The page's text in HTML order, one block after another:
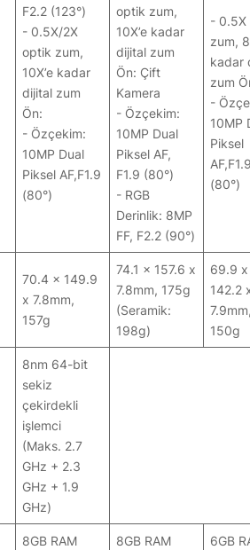
F2.2 (123°)
- 0.5X/2X
optik zum,
10X’e kadar
dijital zum
Ön:
- Özçekim:
10MP Dual
Piksel AF,F1.9
(80°)
optik zum,
10X’e kadar
dijital zum
Ön: Çift
Kamera
- Özçekim:
10MP Dual
Piksel AF,
F1.9 (80°)
- RGB
Derinlik: 8MP
FF, F2.2 (90°)
- 0.5X
zum,
kadar
zum
-
10MP
Piksel
(80°)
70.4 x 149.9
x 7.8mm,
157g
74.1 x 157.6 x
7.8mm, 175g
(Seramik:
198g)
69.9 x
142.2
150g
8nm 64-bit
sekiz
çekirdekli
işlemci
(Maks. 2.7
GHz + 2.3
GHz + 1.9
GHz)
8GB RAM
8GB RAM
6GB